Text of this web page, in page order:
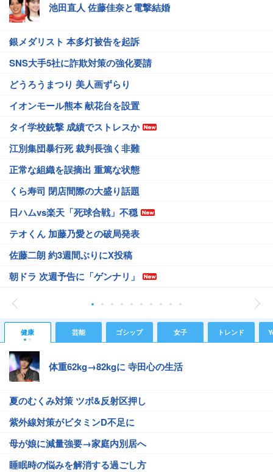
池田直人 佐藤佳奈と電撃結婚
銀メダリスト 本多灯被告を起訴
SNS大手5社に詐欺対策の強化要請
どうろうまつり 美人画ずらり
イオンモール熊本 献花台を設置
タイ学校銃撃 成績でストレスか
江別集団暴行死 裁判長強く非難
正常な組織を誤摘出 重篤な状態
くら寿司 閉店間際の大盛り話題
日ハムvs楽天「死球合戦」不穏
テオくん 加藤乃愛との破局発表
佐藤二朗 約3週間ぶりにX投稿
朝ドラ 次週予告に「ゲンナリ」
健康 芸能 ゴシップ 女子 トレンド
体重62kg→82kgに 寺田心の生活
夏のむくみ対策 ツボ&反射区押し
紫外線対策がビタミンD不足に
母が娘に減量強要→家庭内別居へ
睡眠時の悩みを解消する過ごし方